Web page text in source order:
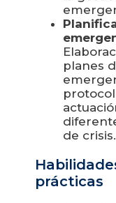
planes
de crisis.
prácticas